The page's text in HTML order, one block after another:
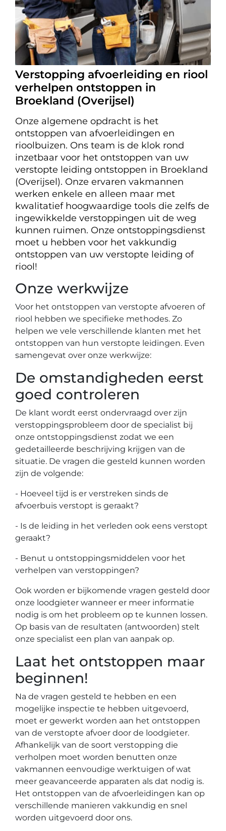
Verstopping afvoerleiding en riool
verhelpen ontstoppen in
Broekland (Overijsel)
Onze algemene opdracht is het
ontstoppen van afvoerleidingen en
rioolbuizen. Ons team is de klok rond
inzetbaar voor het ontstoppen van uw
verstopte leiding ontstoppen in Broekland
(Overijsel). Onze ervaren vakmannen
werken enkele en alleen maar met
kwalitatief hoogwaardige tools die zelfs de
ingewikkelde verstoppingen uit de weg
kunnen ruimen. Onze ontstoppingsdienst
moet u hebben voor het vakkundig
ontstoppen van uw verstopte leiding of
riool!
Onze werkwijze
Voor het ontstoppen van verstopte afvoeren of
riool hebben we specifieke methodes. Zo
helpen we vele verschillende klanten met het
ontstoppen van hun verstopte leidingen. Even
samengevat over onze werkwijze:
De omstandigheden eerst
goed controleren
De klant wordt eerst ondervraagd over zijn
verstoppingsprobleem door de specialist bij
onze ontstoppingsdienst zodat we een
gedetailleerde beschrijving krijgen van de
situatie. De vragen die gesteld kunnen worden
zijn de volgende:
- Hoeveel tijd is er verstreken sinds de
afvoerbuis verstopt is geraakt?
- Is de leiding in het verleden ook eens verstopt
geraakt?
- Benut u ontstoppingsmiddelen voor het
verhelpen van verstoppingen?
Ook worden er bijkomende vragen gesteld door
onze loodgieter wanneer er meer informatie
nodig is om het probleem op te kunnen lossen.
Op basis van de resultaten (antwoorden) stelt
onze specialist een plan van aanpak op.
Laat het ontstoppen maar
beginnen!
Na de vragen gesteld te hebben en een
mogelijke inspectie te hebben uitgevoerd,
moet er gewerkt worden aan het ontstoppen
van de verstopte afvoer door de loodgieter.
Afhankelijk van de soort verstopping die
verholpen moet worden benutten onze
vakmannen eenvoudige werktuigen of wat
meer geavanceerde apparaten als dat nodig is.
Het ontstoppen van de afvoerleidingen kan op
verschillende manieren vakkundig en snel
worden uitgevoerd door ons.